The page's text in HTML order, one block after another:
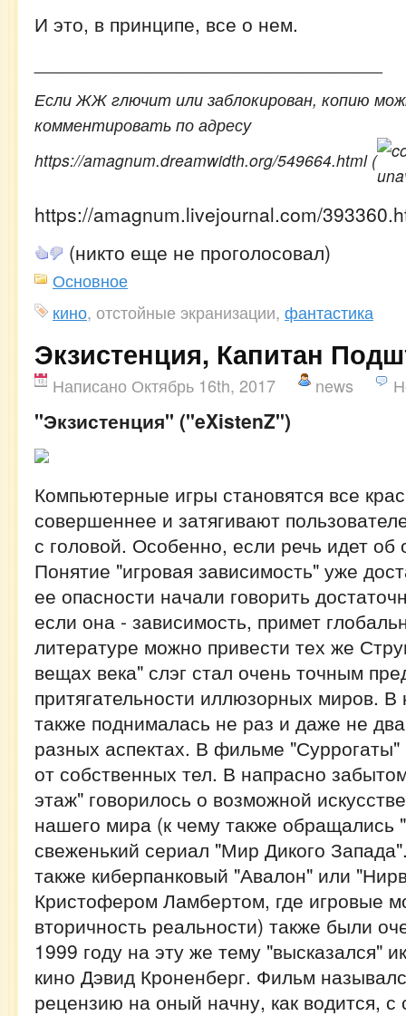
И это, в принципе, все о нем.
Если ЖЖ глючит или заблокирован, копию
комментировать по адресу
https://amagnum.dreamwidth.org/549664.html (
https://amagnum.livejournal.com/
(никто еще не проголосовал)
Основное
кино, отстойные экранизации, фантастика
Экзистенция, Капитан
Написано Октябрь 16th, 2017 news
"Экзистенция" ("eXistenZ")
Компьютерные игры становятся все
совершеннее и затягивают
с головой. Особенно, если речь идет об
Понятие "игровая зависимость" уже
ее опасности начали говорить
если она - зависимость, примет
литературе можно привести тех же
вещах века" слэг стал очень точным
притягательности иллюзорных миров. В
также поднималась не раз и даже не
разных аспектах. В фильме
от собственных тел. В напрасно
этаж" говорилось о возможной
нашего мира (к чему также обращались
свеженький сериал "Мир Дикого
также киберпанковый "Авалон" или
Кристофером Ламбертом, где игровые
вторичность реальности) также были
1999 году на эту же тему "высказался"
кино Дэвид Кроненберг. Фильм
рецензию на оный начну, как водится, с